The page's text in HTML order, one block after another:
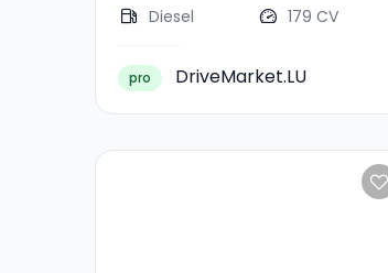
Diesel
179 CV
pro DriveMarket.LU